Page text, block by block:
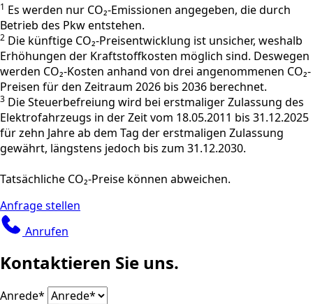
1 Es werden nur CO₂-Emissionen angegeben, die durch
Betrieb des Pkw entstehen.
2 Die künftige CO₂-Preisentwicklung ist unsicher, weshalb
Erhöhungen der Kraftstoffkosten möglich sind. Deswegen
werden CO₂-Kosten anhand von drei angenommenen CO₂-
Preisen für den Zeitraum 2026 bis 2036 berechnet.
3 Die Steuerbefreiung wird bei erstmaliger Zulassung des
Elektrofahrzeugs in der Zeit vom 18.05.2011 bis 31.12.2025
für zehn Jahre ab dem Tag der erstmaligen Zulassung
gewährt, längstens jedoch bis zum 31.12.2030.
Tatsächliche CO₂-Preise können abweichen.
Anfrage stellen
Anrufen
Kontaktieren Sie uns.
Anrede*